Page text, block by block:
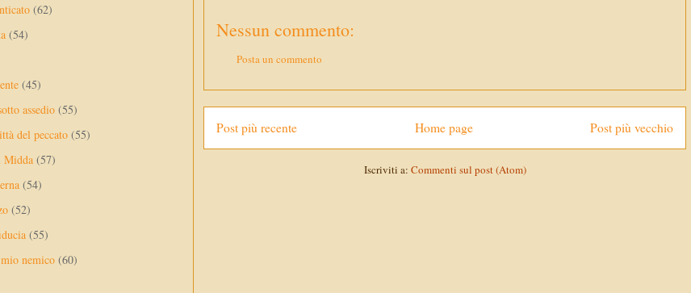
Nessun commento:
Posta un commento
Post più recente Post più vecchio
Home page
Iscriviti a: Commenti sul post (Atom)
(62)
(54)
(45)
assedio (55)
del peccato (55)
Midda (57)
(54)
(52)
(55)
nemico (60)